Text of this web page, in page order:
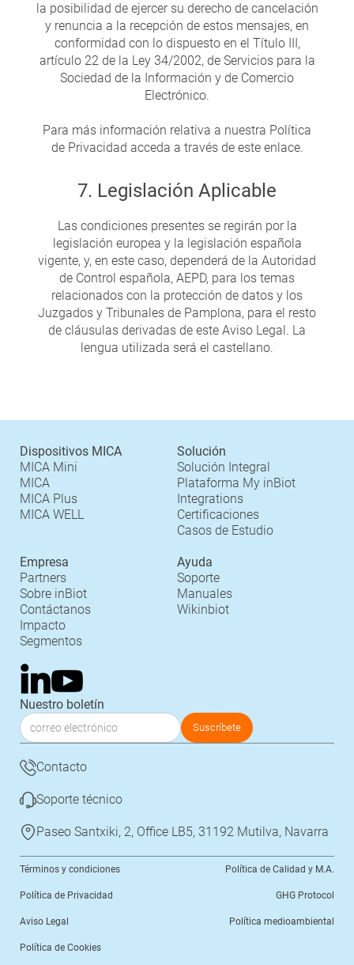
la posibilidad de ejercer su derecho de cancelación
y renuncia a la recepción de estos mensajes, en
conformidad con lo dispuesto en el Título III,
artículo 22 de la Ley 34/2002, de Servicios para la
Sociedad de la Información y de Comercio
Electrónico.
Para más información relativa a nuestra Política
de Privacidad acceda a través de este enlace.
7. Legislación Aplicable
Las condiciones presentes se regirán por la
legislación europea y la legislación española
vigente, y, en este caso, dependerá de la Autoridad
de Control española, AEPD, para los temas
relacionados con la protección de datos y los
Juzgados y Tribunales de Pamplona, para el resto
de cláusulas derivadas de este Aviso Legal. La
lengua utilizada será el castellano.
Dispositivos MICA
MICA Mini
MICA
MICA Plus
MICA WELL
Solución
Solución Integral
Plataforma My inBiot
Integrations
Certificaciones
Casos de Estudio
Empresa
Partners
Sobre inBiot
Contáctanos
Impacto
Segmentos
Ayuda
Soporte
Manuales
Wikinbiot
Nuestro boletín
Contacto
Soporte técnico
Paseo Santxiki, 2, Office LB5, 31192 Mutilva, Navarra
Términos y condiciones
Política de Privacidad
Aviso Legal
Política de Cookies
Política de Calidad y M.A.
GHG Protocol
Política medioambiental